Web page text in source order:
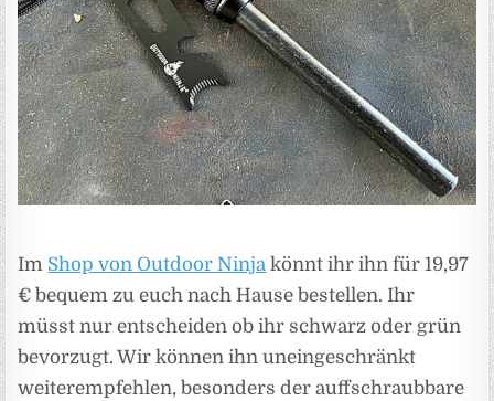
Im Shop von Outdoor Ninja könnt ihr ihn für 19,97
€ bequem zu euch nach Hause bestellen. Ihr
müsst nur entscheiden ob ihr schwarz oder grün
bevorzugt. Wir können ihn uneingeschränkt
weiterempfehlen, besonders der auffschraubbare